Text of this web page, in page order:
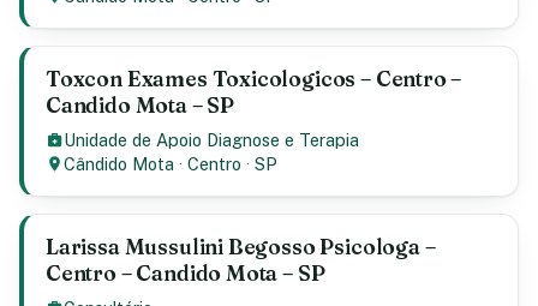
Toxcon Exames Toxicologicos – Centro –
Candido Mota – SP
Unidade de Apoio Diagnose e Terapia
Cândido Mota ·Centro ·SP
Larissa Mussulini Begosso Psicologa –
Centro – Candido Mota – SP